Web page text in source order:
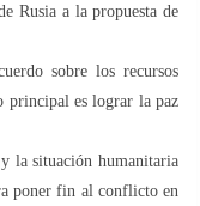
Rusia a la propuesta de
sobre los recursos
principal es lograr la paz
la situación humanitaria
poner fin al conflicto en